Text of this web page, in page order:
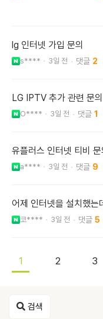
lg 인터넷 가입 문의
s**** 3일 전 2
LG IPTV 추가 관련 문의
O**** 3일 전 1
유플러스 인터넷 티비
a**** 3일 전 9
어제 인터넷을 설치했는
코**** 3일 전 5
1 2 3
검색